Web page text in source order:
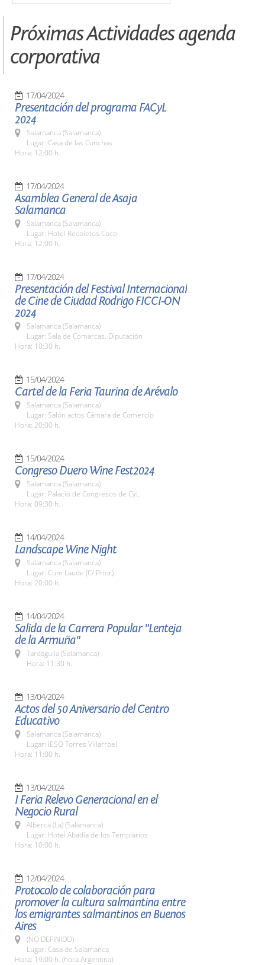
Próximas Actividades agenda
corporativa
17/04/2024
Presentación del programa FACyL
2024
Salamanca (Salamanca)
Lugar: Casa de las Conchas
Hora: 12:00 h.
17/04/2024
Asamblea General de Asaja
Salamanca
Salamanca (Salamanca)
Lugar: Hotel Recoletos Coco
Hora: 12:00 h.
17/04/2024
Presentación del Festival Internacional
de Cine de Ciudad Rodrigo FICCI-ON
2024
Salamanca (Salamanca)
Lugar: Sala de Comarcas. Diputación
Hora: 10:30 h.
15/04/2024
Cartel de la Feria Taurina de Arévalo
Salamanca (Salamanca)
Lugar: Salón actos Cámara de Comercio
Hora: 20:00 h.
15/04/2024
Congreso Duero Wine Fest2024
Salamanca (Salamanca)
Lugar: Palacio de Congresos de CyL
Hora: 09:30 h.
14/04/2024
Landscape Wine Night
Salamanca (Salamanca)
Lugar: Cum Laude (C/ Prior)
Hora: 20:00 h.
14/04/2024
Salida de la Carrera Popular "Lenteja
de la Armuña"
Tardáguila (Salamanca)
Hora: 11:30 h.
13/04/2024
Actos del 50 Aniversario del Centro
Educativo
Salamanca (Salamanca)
Lugar: IESO Torres Villarroel
Hora: 11:00 h.
13/04/2024
I Feria Relevo Generacional en el
Negocio Rural
Alberca (La) (Salamanca)
Lugar: Hotel Abadía de los Templarios
Hora: 10:00 h.
12/04/2024
Protocolo de colaboración para
promover la cultura salmantina entre
los emigrantes salmantinos en Buenos
Aires
(NO DEFINIDO)
Lugar: Casa de Salamanca
Hora: 19:00 h. (hora Argentina)